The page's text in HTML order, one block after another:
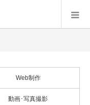
Web制作
動画･写真撮影